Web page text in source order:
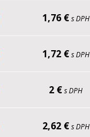
1,76 € s DPH
1,72 € s DPH
2 €s DPH
2,62 € s DPH